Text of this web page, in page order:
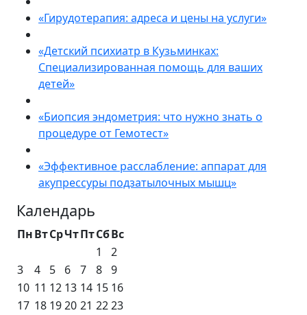
«Гирудотерапия: адреса и цены на услуги»
«Детский психиатр в Кузьминках:
Специализированная помощь для ваших
детей»
«Биопсия эндометрия: что нужно знать о
процедуре от Гемотест»
«Эффективное расслабление: аппарат для
акупрессуры подзатылочных мышц»
Календарь
ПнВтСрЧтПтСбВс
1
2
3
4 5 6 7 8 9
10 11 12 13 14 15 16
17 18 1920 21 2223